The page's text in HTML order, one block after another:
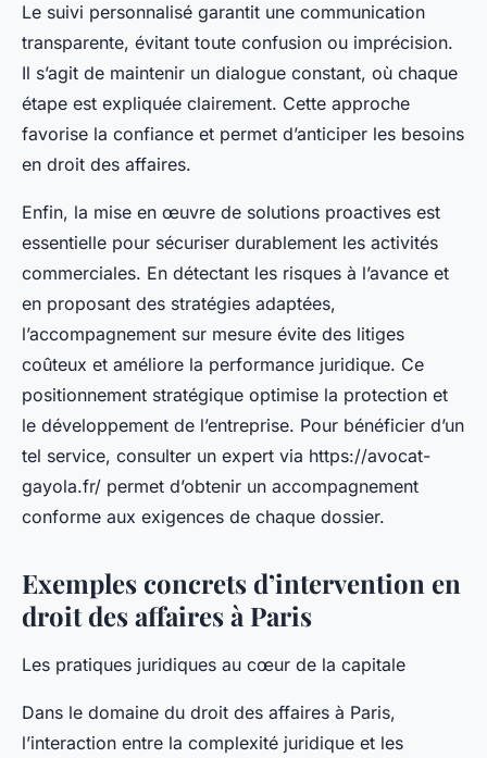
Le suivi personnalisé garantit une communication
transparente, évitant toute confusion ou imprécision.
Il s’agit de maintenir un dialogue constant, où chaque
étape est expliquée clairement. Cette approche
favorise la confiance et permet d’anticiper les besoins
en droit des affaires.
Enfin, la mise en œuvre de solutions proactives est
essentielle pour sécuriser durablement les activités
commerciales. En détectant les risques à l’avance et
en proposant des stratégies adaptées,
l’accompagnement sur mesure évite des litiges
coûteux et améliore la performance juridique. Ce
positionnement stratégique optimise la protection et
le développement de l’entreprise. Pour bénéficier d’un
tel service, consulter un expert via https://avocat-
gayola.fr/ permet d’obtenir un accompagnement
conforme aux exigences de chaque dossier.
Exemples concrets d’intervention en
droit des affaires à Paris
Les pratiques juridiques au cœur de la capitale
Dans le domaine du droit des affaires à Paris,
l’interaction entre la complexité juridique et les